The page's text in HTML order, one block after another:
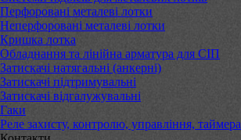
Перфоровані металеві лотки
Неперфоровані металеві лотки
Кришка лотка
Обладнання та лінійна арматура для СІП
Затискачі натягальні (анкерні)
Затискачі підтримувальні
Затискачі відгалужувальні
Гаки
Реле захисту, контролю, управління, таймера